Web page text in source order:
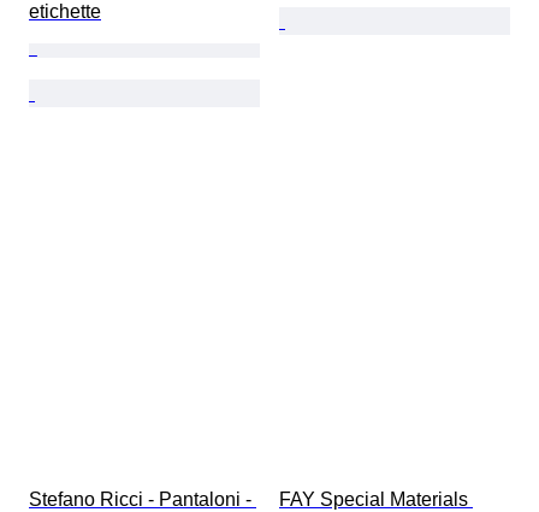
etichette
Stefano Ricci - Pantaloni - FAY Special Materials